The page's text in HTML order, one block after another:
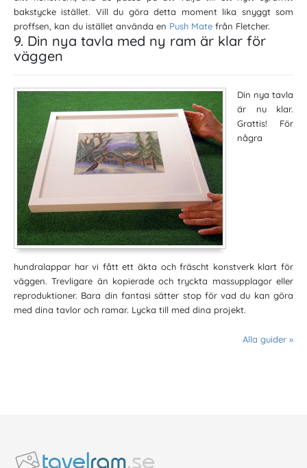
bakstycke istället. Vill du göra detta moment lika snyggt som
proffsen, kan du istället använda en Push Mate från Fletcher.
9. Din nya tavla med ny ram är klar för
väggen
Din nya tavla
är nu klar.
Grattis! För
några
hundralappar har vi fått ett äkta och fräscht konstverk klart för
väggen. Trevligare än kopierade och tryckta massupplagor eller
reproduktioner. Bara din fantasi sätter stop för vad du kan göra
med dina tavlor och ramar. Lycka till med dina projekt.
Alla guider »